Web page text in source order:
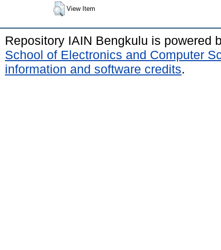
View Item
Repository IAIN Bengkulu is powered
School of Electronics and Computer
information and software credits.